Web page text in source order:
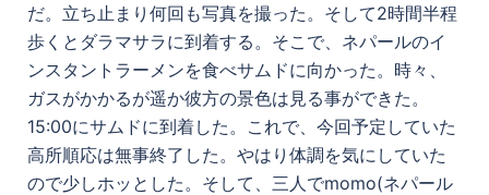
だ。立ち止まり何回も写真を撮った。そして2時間半程
歩くとダラマサラに到着する。そこで、ネパールのイ
ンスタントラーメンを食べサムドに向かった。時々、
ガスがかかるが遥か彼方の景色は見る事ができた。
15:00にサムドに到着した。これで、今回予定していた
高所順応は無事終了した。やはり体調を気にしていた
ので少しホッとした。そして、三人でmomo(ネパール